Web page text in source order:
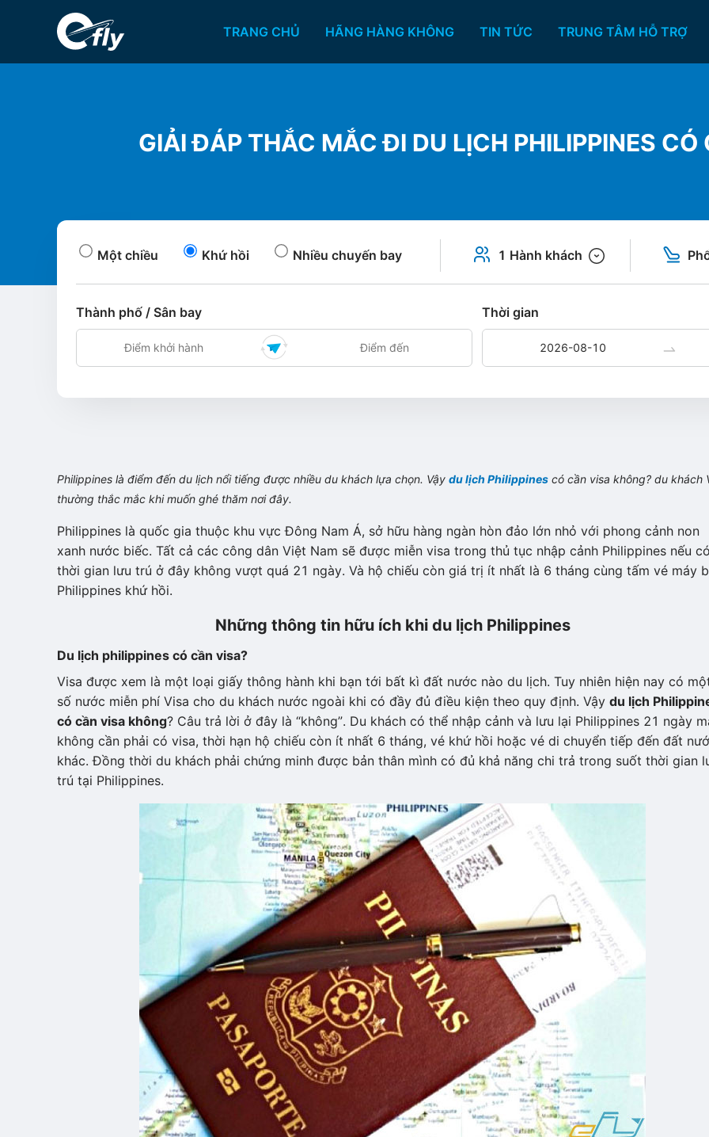
TRANG CHỦ HÃNG HÀNG KHÔNG TIN TỨC TRUNG TÂM HỖ TRỢ
GIẢI ĐÁP THẮC MẮC ĐI DU LỊCH PHILIPPINES CÓ
Một chiều Khứ hồi Nhiều chuyến bay 1 Hành khách
Thành phố / Sân bay Thời gian
Philippines là điểm đến du lịch nổi tiếng được nhiều du khách lựa chọn. Vậy du lịch Philippines có cần visa không? du khách
thường thắc mắc khi muốn ghé thăm nơi đây.
Philippines là quốc gia thuộc khu vực Đông Nam Á, sở hữu hàng ngàn hòn đảo lớn nhỏ với phong cảnh non
xanh nước biếc. Tất cả các công dân Việt Nam sẽ được miễn visa trong thủ tục nhập cảnh Philippines nếu có
thời gian lưu trú ở đây không vượt quá 21 ngày. Và hộ chiếu còn giá trị ít nhất là 6 tháng cùng tấm vé máy
Philippines khứ hồi.
Những thông tin hữu ích khi du lịch Philippines
Du lịch philippines có cần visa?
Visa được xem là một loại giấy thông hành khi bạn tới bất kì đất nước nào du lịch. Tuy nhiên hiện nay có
số nước miễn phí Visa cho du khách nước ngoài khi có đầy đủ điều kiện theo quy định. Vậy du lịch
có cần visa không? Câu trả lời ở đây là “không”. Du khách có thể nhập cảnh và lưu lại Philippines 21 ngày
không cần phải có visa, thời hạn hộ chiếu còn ít nhất 6 tháng, vé khứ hồi hoặc vé di chuyển tiếp đến đất
khác. Đồng thời du khách phải chứng minh được bản thân mình có đủ khả năng chi trả trong suốt thời gian
trú tại Philippines.